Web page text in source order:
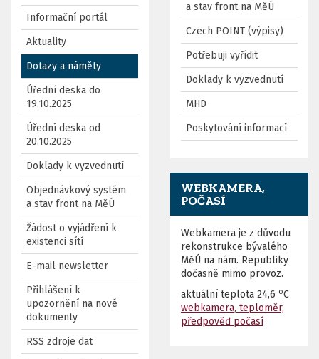
Informační portál
Aktuality
Dotazy a náměty
Úřední deska do
19.10.2025
Úřední deska od
20.10.2025
Doklady k vyzvednutí
Objednávkový systém
a stav front na MěÚ
Žádost o vyjádření k
existenci sítí
E-mail newsletter
Přihlášení k
upozornění na nové
dokumenty
RSS zdroje dat
a stav front na MěÚ
Czech POINT (výpisy)
Potřebuji vyřídit
Doklady k vyzvednutí
MHD
Poskytování informací
WEBKAMERA,
POČASÍ
Webkamera je z důvodu
rekonstrukce bývalého
MěÚ na nám. Republiky
dočasně mimo provoz.
aktuální teplota 24,6 oC
webkamera, teploměr,
předpověď počasí